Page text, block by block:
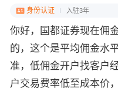
身份认证 入驻3年
你好，国都证券现在佣
的，这个是平均佣金水
准，低佣金开户找客户
户交易费率低至成本价